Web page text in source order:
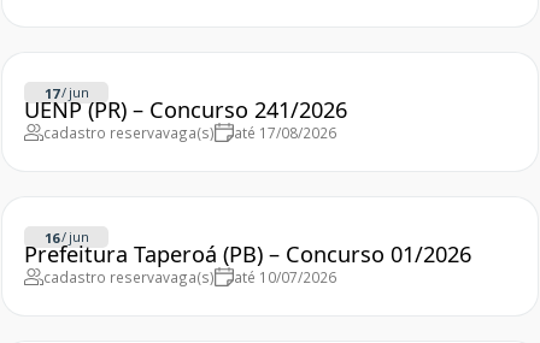
17/ jun
UENP (PR) – Concurso 241/2026
cadastro reservavaga(s) até 17/08/2026
16/ jun
Prefeitura Taperoá (PB) – Concurso 01/2026
cadastro reservavaga(s) até 10/07/2026